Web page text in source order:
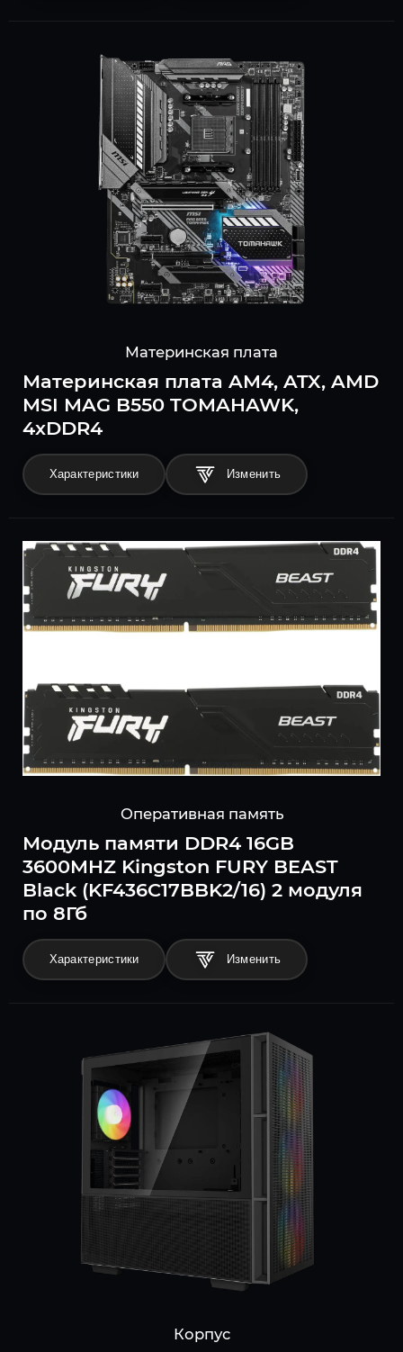
Материнская плата
Материнская плата AM4, ATX, AMD
MSI MAG B550 TOMAHAWK,
4xDDR4
Характеристики
Оперативная память
Модуль памяти DDR4 16GB
3600MHZ Kingston FURY BEAST
Black (KF436C17BBK2/16) 2 модуля
по 8Гб
Характеристики
Корпус